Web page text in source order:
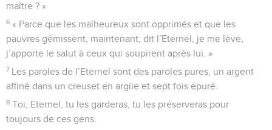
maître ? »
6 « Parce que les malheureux sont opprimés et que les
pauvres gémissent, maintenant, dit l’Eternel, je me lève,
j’apporte le salut à ceux qui soupirent après lui. »
7 Les paroles de l’Eternel sont des paroles pures, un argent
affiné dans un creuset en argile et sept fois épuré.
8 Toi, Eternel, tu les garderas, tu les préserveras pour
toujours de ces gens.